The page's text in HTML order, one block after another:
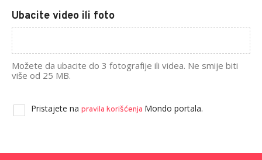
Ubacite video ili foto
Možete da ubacite do 3 fotografije ili videa. Ne smije biti
više od 25 MB.
Pristajete na pravila korišćenja Mondo portala.